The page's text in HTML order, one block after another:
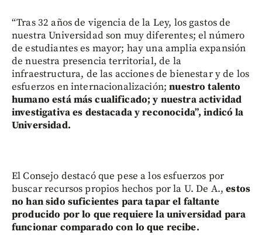
“Tras 32 años de vigencia de la Ley, los gastos de
nuestra Universidad son muy diferentes; el número
de estudiantes es mayor; hay una amplia expansión
de nuestra presencia territorial, de la
infraestructura, de las acciones de bienestar y de los
esfuerzos en internacionalización;nuestro talento
humano está más cualificado; y nuestra actividad
investigativa es destacada y reconocida”, indicó la
Universidad.
El Consejo destacó que pese a los esfuerzos por
buscar recursos propios hechos por la U. De A.,estos
no han sido suficientes para tapar el faltante
producido por lo que requiere la universidad para
funcionar comparado con lo que recibe.